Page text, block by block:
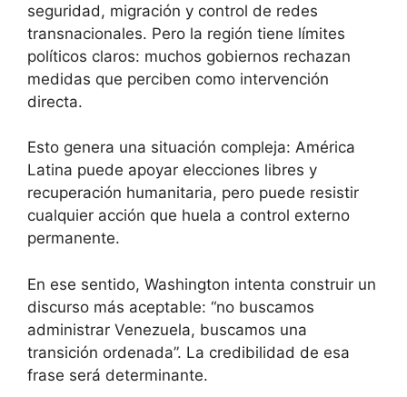
seguridad, migración y control de redes
transnacionales. Pero la región tiene límites
políticos claros: muchos gobiernos rechazan
medidas que perciben como intervención
directa.
Esto genera una situación compleja: América
Latina puede apoyar elecciones libres y
recuperación humanitaria, pero puede resistir
cualquier acción que huela a control externo
permanente.
En ese sentido, Washington intenta construir un
discurso más aceptable: “no buscamos
administrar Venezuela, buscamos una
transición ordenada”. La credibilidad de esa
frase será determinante.